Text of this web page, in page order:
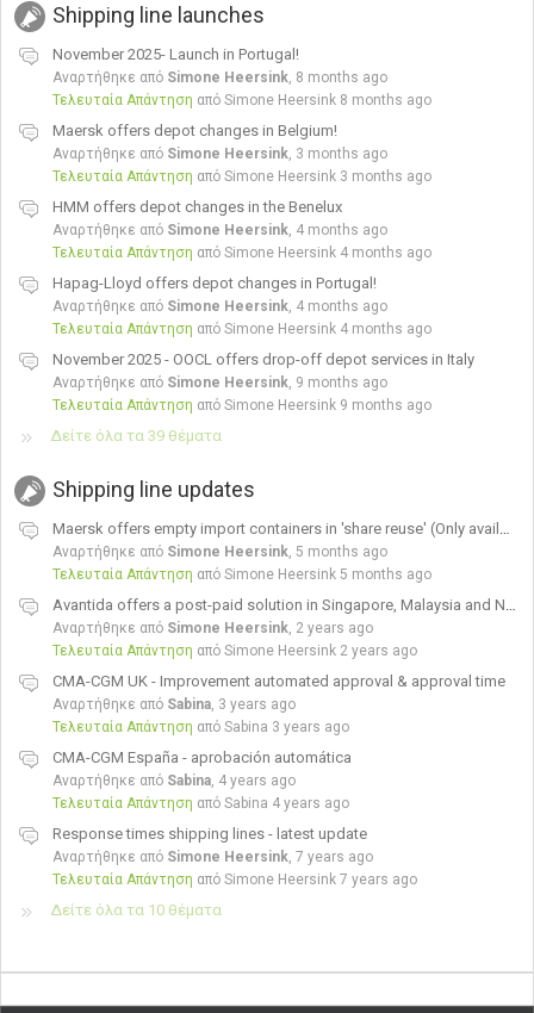
Shipping line launches
November 2025- Launch in Portugal!
Αναρτήθηκε από Simone Heersink 8 months ago
Τελευταία Απάντηση από Simone Heersink 8 months ago
Maersk offers depot changes in Belgium!
Αναρτήθηκε από Simone Heersink 3 months ago
Τελευταία Απάντηση από Simone Heersink 3 months ago
HMM offers depot changes in the Benelux
Αναρτήθηκε από Simone Heersink 4 months ago
Τελευταία Απάντηση από Simone Heersink 4 months ago
Hapag-Lloyd offers depot changes in Portugal!
Αναρτήθηκε από Simone Heersink 4 months ago
Τελευταία Απάντηση από Simone Heersink 4 months ago
November 2025 - OOCL offers drop-off depot services in Italy
Αναρτήθηκε από Simone Heersink 9 months ago
Τελευταία Απάντηση από Simone Heersink 9 months ago
Δείτε όλα τα 39 θέματα
Shipping line updates
Αναρτήθηκε από Simone Heersink 5 months ago
Τελευταία Απάντηση από Simone Heersink 5 months ago
Αναρτήθηκε από Simone Heersink 2 years ago
Τελευταία Απάντηση από Simone Heersink 2 years ago
CMA-CGM UK - Improvement automated approval & approval time
Αναρτήθηκε από Sabina 3 years ago
Τελευταία Απάντηση από Sabina 3 years ago
CMA-CGM España - aprobación automática
Αναρτήθηκε από Sabina 4 years ago
Τελευταία Απάντηση από Sabina 4 years ago
Response times shipping lines - latest update
Αναρτήθηκε από Simone Heersink 7 years ago
Τελευταία Απάντηση από Simone Heersink 7 years ago
Δείτε όλα τα 10 θέματα